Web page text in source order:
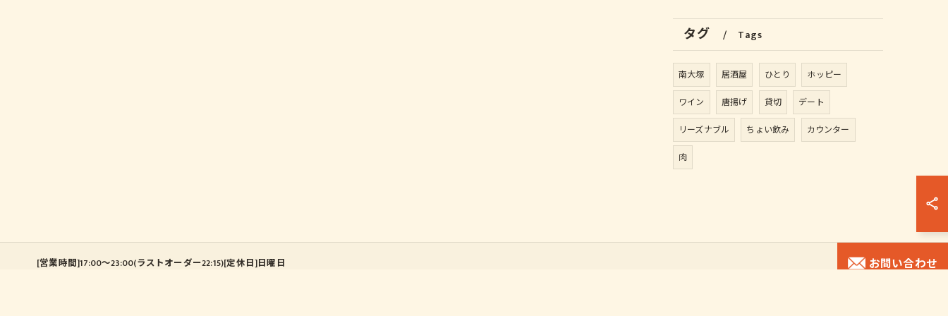
タグ Tags
南大塚 居酒屋 ひとり
ホッピー
ワイン
唐揚げ 貸切
デート
リーズナブル
ちょい飲み
カウンター
肉
[営業時間]17:00～23:00(ラストオーダー22:15)[定休日]日曜日 お問い合わせ